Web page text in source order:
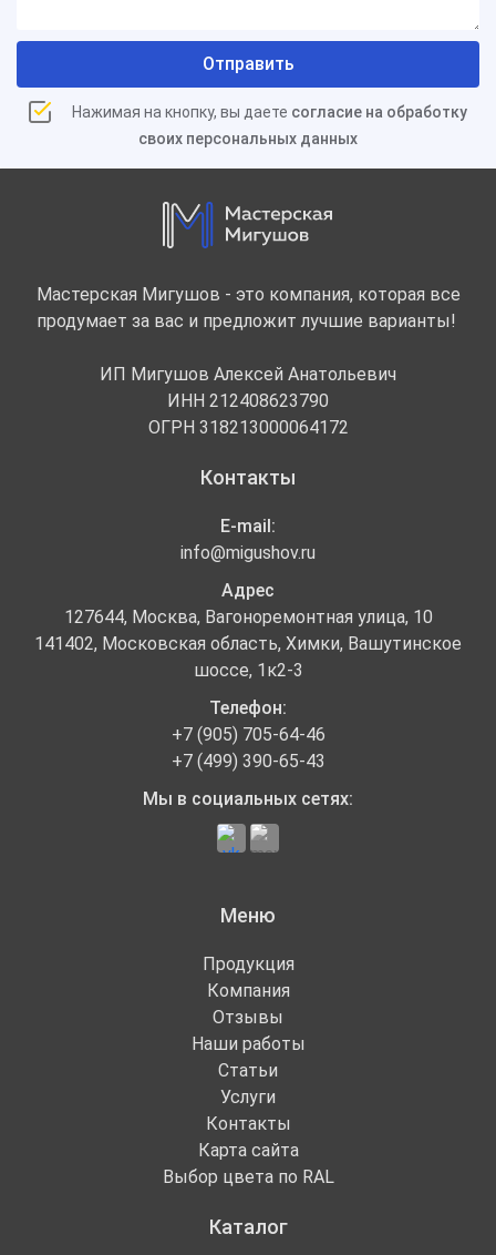
Отправить
Нажимая на кнопку, вы даете согласие на обработку
своих персональных данных
Мастерская Мигушов - это компания, которая все
продумает за вас и предложит лучшие варианты!
ИП Мигушов Алексей Анатольевич
ИНН 212408623790
ОГРН 318213000064172
Меню
Продукция
Компания
Отзывы
Наши работы
Статьи
Услуги
Контакты
Карта сайта
Выбор цвета по RAL
Контакты
E-mail:
info@migushov.ru
Адрес
127644, Москва, Вагоноремонтная улица, 10
141402, Московская область, Химки, Вашутинское
шоссе, 1к2-3
Телефон:
+7 (905) 705-64-46
+7 (499) 390-65-43
Мы в социальных сетях:
Каталог